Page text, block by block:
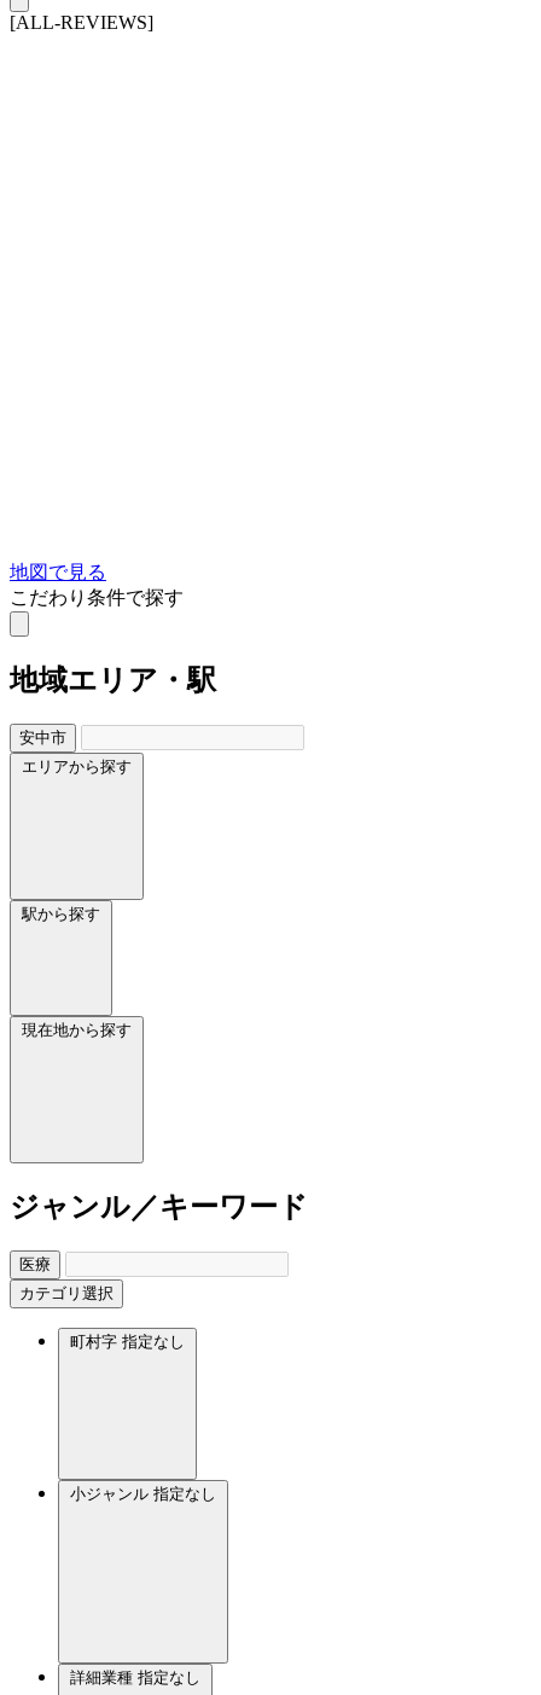
[ALL-REVIEWS]
地図で見る
こだわり条件で探す
地域エリア・駅
安中市
エリアから探す
駅から探す
現在地から探す
ジャンル／キーワード
医療
カテゴリ選択
町村字 指定なし
小ジャンル 指定なし
詳細業種 指定なし